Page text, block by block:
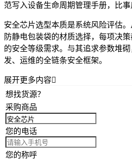
范写入设备生命周期管理手册，比事
安全芯片选型本质是系统风险评估。
防静电包装袋的材质选择，每项决
的安全等级需求。与其追求参数堆
发、运维的全链条安全框架。
展开更多内容
想找货源？
采购商品
您的电话
您的称呼